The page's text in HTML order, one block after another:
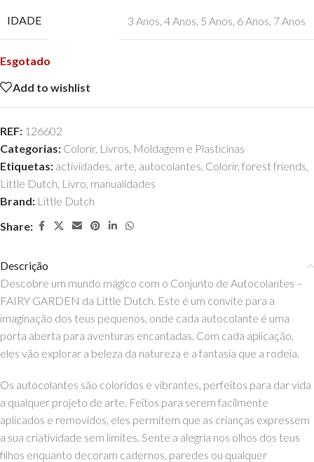
IDADE 3 Anos 4 Anos 5 Anos 6 Anos 7 Anos
Esgotado
Add to wishlist
REF: 126602
Categorias: Colorir, Livros, Moldagem e Plasticinas
Etiquetas: actividades, arte, autocolantes, Colorir, forest friends,
Little Dutch, Livro, manualidades
Brand: Little Dutch
Share:
Descrição
Descobre um mundo mágico com o Conjunto de Autocolantes –
FAIRY GARDEN da Little Dutch. Este é um convite para a
imaginação dos teus pequenos, onde cada autocolante é uma
porta aberta para aventuras encantadas. Com cada aplicação,
eles vão explorar a beleza da natureza e a fantasia que a rodeia.
Os autocolantes são coloridos e vibrantes, perfeitos para dar vida
a qualquer projeto de arte. Feitos para serem facilmente
aplicados e removidos, eles permitem que as crianças expressem
a sua criatividade sem limites. Sente a alegria nos olhos dos teus
filhos enquanto decoram cadernos, paredes ou qualquer